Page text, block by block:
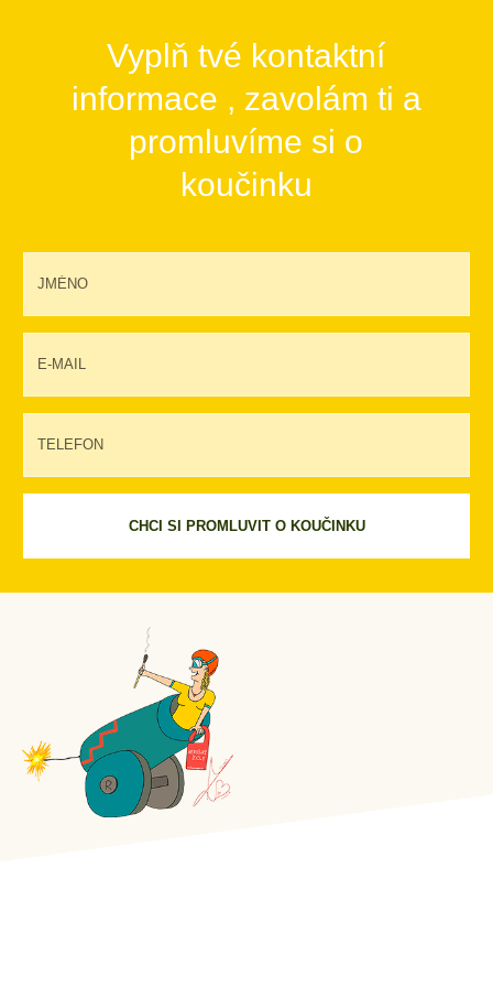
Vyplň tvé kontaktní
informace , zavolám ti a
promluvíme si o
koučinku
CHCI SI PROMLUVIT O KOUČINKU